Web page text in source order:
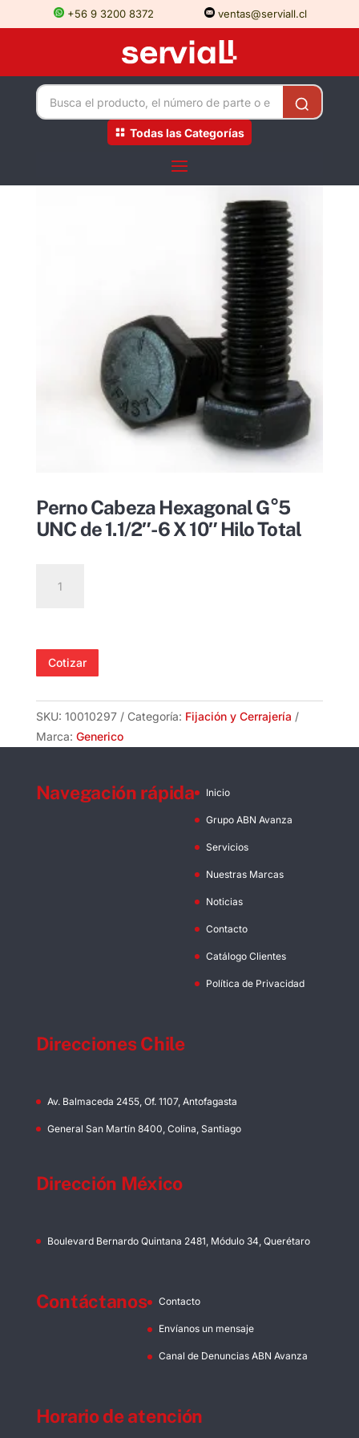
+56 9 3200 8372 ventas@serviall.cl
Todas las Categorías
Perno Cabeza Hexagonal G°5
UNC de 1.1/2″-6 X 10″ Hilo Total
Cabeza
UNC
de
X
10"
cantidad
Cotizar
SKU: 10010297 Categoría: Fijación y Cerrajería
Marca: Generico
Navegación rápida Inicio
Grupo ABN Avanza
Servicios
Nuestras Marcas
Noticias
Contacto
Catálogo Clientes
Política de Privacidad
Direcciones Chile
Av. Balmaceda 2455, Of. 1107, Antofagasta
General San Martín 8400, Colina, Santiago
Dirección México
Boulevard Bernardo Quintana 2481, Módulo 34, Querétaro
Contáctanos Contacto
Envíanos un mensaje
Canal de Denuncias ABN Avanza
Horario de atención